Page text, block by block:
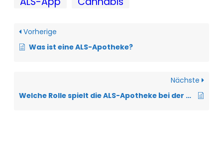
Vorherige
Was ist eine ALS-Apotheke?
Nächste
Welche Rolle spielt die ALS-Apotheke bei der DMC-Behandlung?